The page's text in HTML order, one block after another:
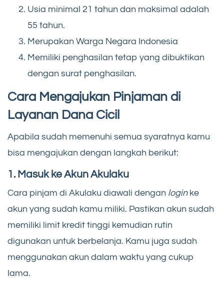
Usia minimal 21 tahun dan maksimal adalah
55 tahun.
Merupakan Warga Negara Indonesia
Memiliki penghasilan tetap yang dibuktikan
dengan surat penghasilan.
Cara Mengajukan Pinjaman di
Layanan Dana Cicil
Apabila sudah memenuhi semua syaratnya kamu
bisa mengajukan dengan langkah berikut:
1. Masuk ke Akun Akulaku
Cara pinjam di Akulaku diawali dengan loginke
akun yang sudah kamu miliki. Pastikan akun sudah
memiliki limit kredit tinggi kemudian rutin
digunakan untuk berbelanja. Kamu juga sudah
menggunakan akun dalam waktu yang cukup
lama.